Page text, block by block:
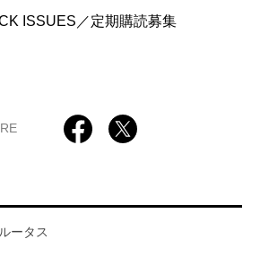
ISSUES／定期購読募集
ータス